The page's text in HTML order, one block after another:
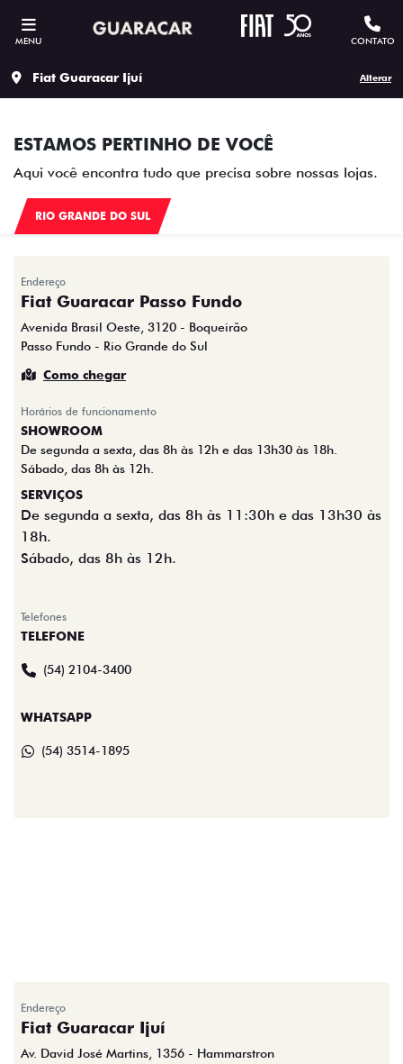
MENU CONTATO
Fiat Guaracar Ijuí Alterar
ESTAMOS PERTINHO DE VOCÊ
Aqui você encontra tudo que precisa sobre nossas lojas.
RIO GRANDE DO SUL
Endereço
Fiat Guaracar Passo Fundo
Avenida Brasil Oeste, 3120 - Boqueirão
Passo Fundo - Rio Grande do Sul
Como chegar
Horários de funcionamento
SHOWROOM
De segunda a sexta, das 8h às 12h e das 13h30 às 18h.
Sábado, das 8h às 12h.
SERVIÇOS
De segunda a sexta, das 8h às 11:30h e das 13h30 às
18h.
Sábado, das 8h às 12h.
Telefones
TELEFONE
(54) 2104-3400
WHATSAPP
(54) 3514-1895
Endereço
Fiat Guaracar Ijuí
Av. David José Martins, 1356 - Hammarstron